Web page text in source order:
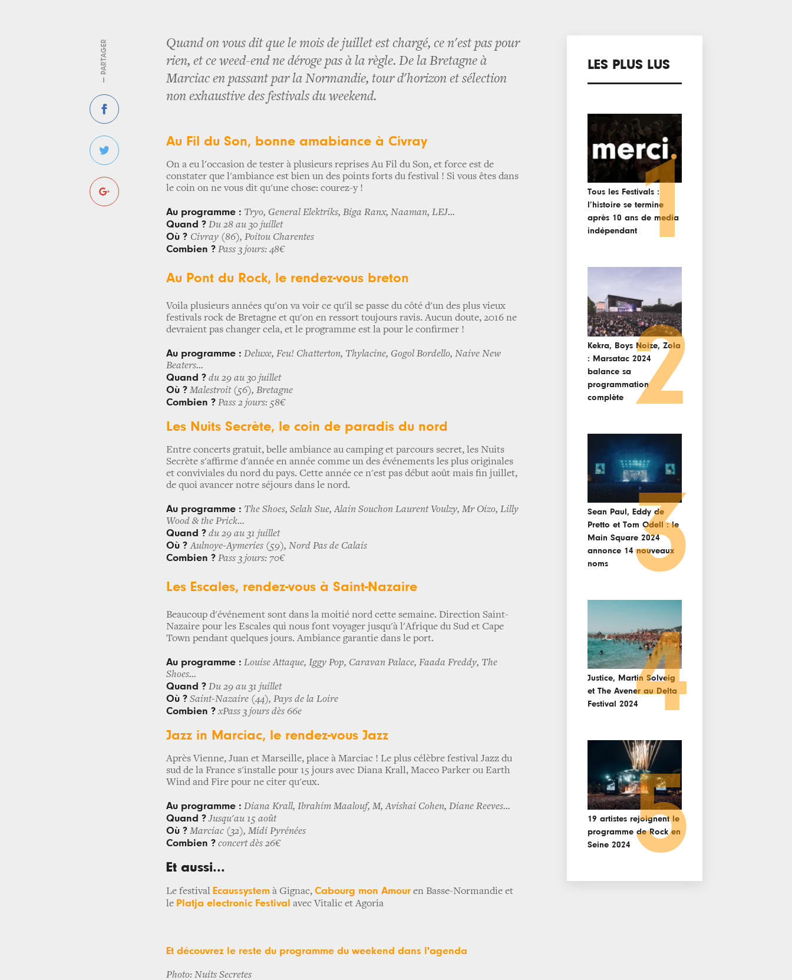
— PARTAGER
Quand on vous dit que le mois de juillet est chargé, ce n'est pas pour
rien, et ce weed-end ne déroge pas à la règle. De la Bretagne à
Marciac en passant par la Normandie, tour d'horizon et sélection
non exhaustive des festivals du weekend.
Au Fil du Son, bonne amabiance à Civray
On a eu l'occasion de tester à plusieurs reprises Au Fil du Son, et force est de
constater que l'ambiance est bien un des points forts du festival ! Si vous êtes dans
le coin on ne vous dit qu'une chose: courez-y !
Au programme : Tryo, General Elektriks, Biga Ranx, Naaman, LEJ...
Quand ? Du 28 au 30 juillet
Où ? Civray (86), Poitou Charentes
Combien ? Pass 3 jours: 48€
Au Pont du Rock, le rendez-vous breton
Voila plusieurs années qu'on va voir ce qu'il se passe du côté d'un des plus vieux
festivals rock de Bretagne et qu'on en ressort toujours ravis. Aucun doute, 2016 ne
devraient pas changer cela, et le programme est la pour le confirmer !
Au programme : Deluxe, Feu! Chatterton, Thylacine, Gogol Bordello, Naive New
Beaters...
Quand ? du 29 au 30 juillet
Où ? Malestroit (56), Bretagne
Combien ? Pass 2 jours: 58€
Les Nuits Secrète, le coin de paradis du nord
Entre concerts gratuit, belle ambiance au camping et parcours secret, les Nuits
Secrète s'affirme d'année en année comme un des événements les plus originales
et conviviales du nord du pays. Cette année ce n'est pas début août mais fin juillet,
de quoi avancer notre séjours dans le nord.
Au programme : The Shoes, Selah Sue, Alain Souchon Laurent Voulzy, Mr Oizo, Lilly
Wood & the Prick...
Quand ? du 29 au 31 juillet
Où ?Aulnoye-Aymeries (59), Nord Pas de Calais
Combien ? Pass 3 jours: 70€
Les Escales, rendez-vous à Saint-Nazaire
Beaucoup d'événement sont dans la moitié nord cette semaine. Direction Saint-
Nazaire pour les Escales qui nous font voyager jusqu'à l'Afrique du Sud et Cape
Town pendant quelques jours. Ambiance garantie dans le port.
Au programme : Louise Attaque, Iggy Pop, Caravan Palace, Faada Freddy, The
Shoes...
Quand ? Du 29 au 31 juillet
Où ? Saint-Nazaire (44), Pays de la Loire
Combien ? xPass 3 jours dès 66e
Jazz in Marciac, le rendez-vous Jazz
Après Vienne, Juan et Marseille, place à Marciac ! Le plus célèbre festival Jazz du
sud de la France s'installe pour 15 jours avec Diana Krall, Maceo Parker ou Earth
Wind and Fire pour ne citer qu'eux.
Au programme : Diana Krall, Ibrahim Maalouf, M, Avishai Cohen, Diane Reeves...
Quand ?Jusqu'au 15 août
Où ? Marciac (32), Midi Pyrénées
Combien ? concert dès 26€
Et aussi...
Le festival Ecaussystem à Gignac, Cabourg mon Amour en Basse-Normandie et
le Platja electronic Festival avec Vitalic et Agoria
Et découvrez le reste du programme du weekend dans l'agenda
Photo: Nuits Secretes
LES PLUS LUS
Tous les Festivals :
l’histoire se termine
après 10 ans de media
indépendant1
Kekra, Boys Noize, Zola
: Marsatac 2024
balance sa
programmation
complète
2
Sean Paul, Eddy de
Pretto et Tom Odell : le
Main Square 2024
annonce 14 nouveaux
noms
3
Justice, Martin Solveig
et The Avener au Delta
Festival 20244
19 artistes rejoignent le
programme de Rock en
Seine 2024 5